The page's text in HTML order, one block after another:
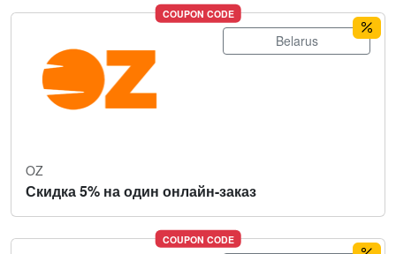
COUPON CODE
Belarus
OZ
Скидка 5% на один онлайн-заказ
COUPON CODE